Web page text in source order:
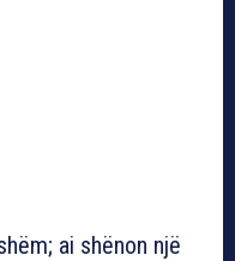
ai shënon një